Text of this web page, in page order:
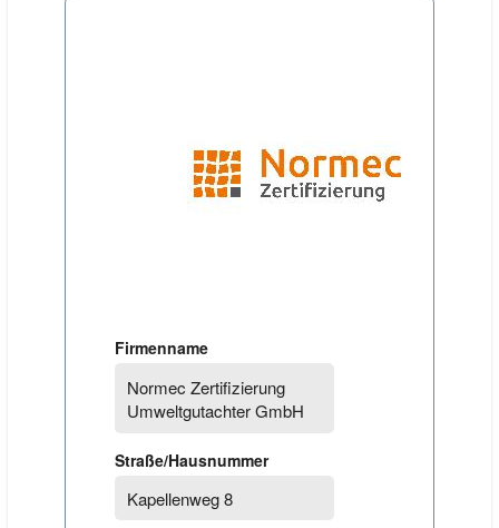
Firmenname
Straße/Hausnummer